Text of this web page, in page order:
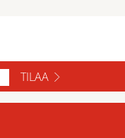
TILAA